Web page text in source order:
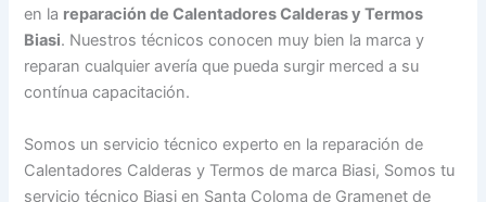
en la reparación de Calentadores Calderas y Termos
Biasi. Nuestros técnicos conocen muy bien la marca y
reparan cualquier avería que pueda surgir merced a su
contínua capacitación.
Somos un servicio técnico experto en la reparación de
Calentadores Calderas y Termos de marca Biasi, Somos tu
servicio técnico Biasi en Santa Coloma de Gramenet de